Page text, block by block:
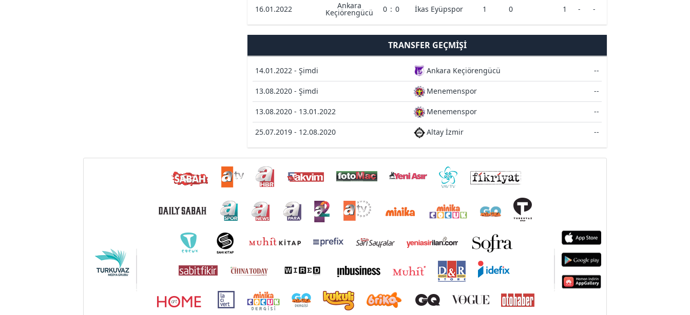
16.01.2022 Ankara
Keçiörengücü 0 : 0 İkas Eyüpspor 1 0 1 - -
TRANSFER GEÇMIŞI
14.01.2022 - Şimdi Ankara Keçiörengücü --
13.08.2020 - Şimdi Menemenspor --
13.08.2020 - 13.01.2022 Menemenspor --
25.07.2019 - 12.08.2020 Altay İzmir --